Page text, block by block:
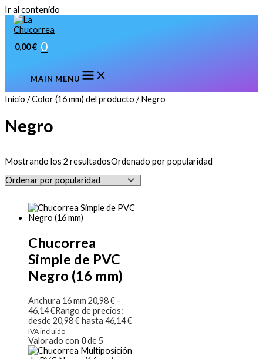
Ir al contenido
0,00€ 0
MAIN MENU
Inicio / Color (16 mm) del producto / Negro
Negro
Mostrando los 2 resultadosOrdenado por popularidad
Chucorrea
Simple de PVC
Negro (16 mm)
Anchura 16 mm 20,98€ -
46,14€Rango de precios:
desde 20,98 € hasta 46,14 €
IVA incluido
Valorado con 0de 5